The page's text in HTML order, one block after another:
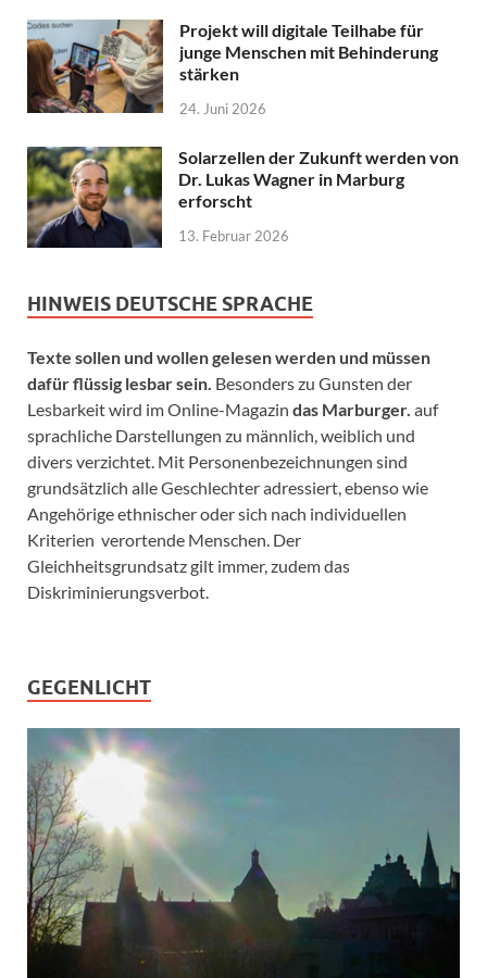
Projekt will digitale Teilhabe für
junge Menschen mit Behinderung
stärken
24. Juni 2026
Solarzellen der Zukunft werden von
Dr. Lukas Wagner in Marburg
erforscht
13. Februar 2026
HINWEIS DEUTSCHE SPRACHE
Texte sollen und wollen gelesen werden und müssen
dafür flüssig lesbar sein. Besonders zu Gunsten der
Lesbarkeit wird im Online-Magazin das Marburger. auf
sprachliche Darstellungen zu männlich, weiblich und
divers verzichtet. Mit Personenbezeichnungen sind
grundsätzlich alle Geschlechter adressiert, ebenso wie
Angehörige ethnischer oder sich nach individuellen
Kriterien verortende Menschen. Der
Gleichheitsgrundsatz gilt immer, zudem das
Diskriminierungsverbot.
GEGENLICHT